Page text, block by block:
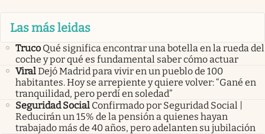
Las más leidas
Truco Qué significa encontrar una botella en la rueda del
coche y por qué es fundamental saber cómo actuar
ViralDejó Madrid para vivir en un pueblo de 100
habitantes. Hoy se arrepiente y quiere volver: “Gané en
tranquilidad, pero perdí en soledad”
Seguridad Social Confirmado por Seguridad Social |
Reducirán un 15% de la pensión a quienes hayan
trabajado más de 40 años, pero adelanten su jubilación